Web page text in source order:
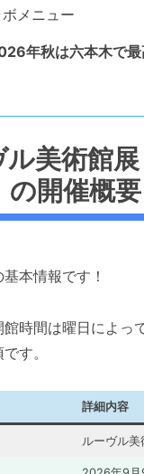
メニュー
年秋は六本木で
ル美術館
開催概要
本情報です！
館時間は曜日によっ
す。
詳細内容
ルーヴル